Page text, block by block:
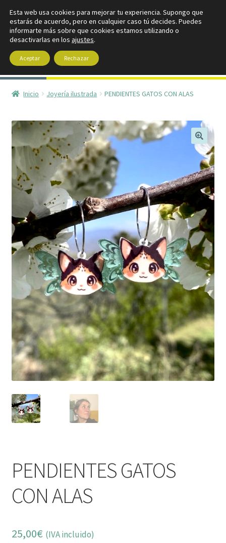
Ir
a
la
navegación
Ir
al
contenido
Menú
Inicio
menú
hijo
Contacto
Mi cuenta
el
menú
hijo
Inicio Joyería ilustrada PENDIENTES GATOS CON ALAS
🔍
PENDIENTES GATOS
CON ALAS
25,00€ (IVA incluido)
Esta web usa cookies para mejorar tu experiencia. Supongo que
estarás de acuerdo, pero en cualquier caso tú decides. Puedes
informarte más sobre que cookies estamos utilizando o
desactivarlas en los ajustes.
Aceptar Rechazar